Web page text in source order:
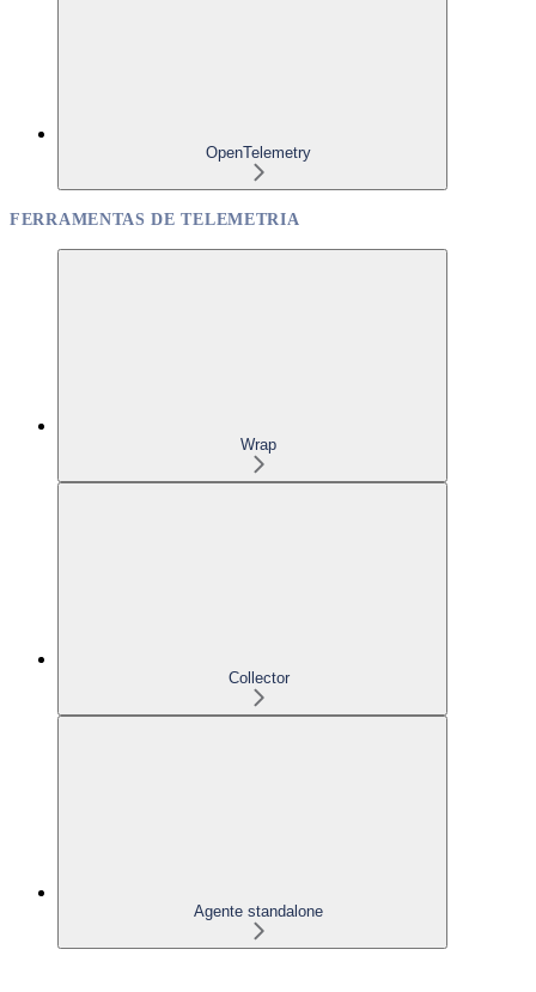
OpenTelemetry
FERRAMENTAS DE TELEMETRIA
Wrap
Collector
Agente standalone